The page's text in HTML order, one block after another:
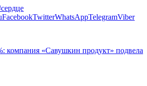
FacebookTwitterWhatsAppTelegramViber
компания «Савушкин продукт» подвела